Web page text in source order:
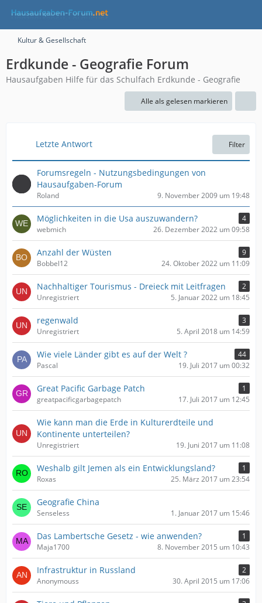
Kultur & Gesellschaft
Erdkunde - Geografie Forum
Hausaufgaben Hilfe für das Schulfach Erdkunde - Geografie
Alle als gelesen markieren
Letzte Antwort Filter
Forumsregeln - Nutzungsbedingungen von
Hausaufgaben-Forum
Roland 9. November 2009 um 19:48
Möglichkeiten in die Usa auszuwandern?
4
webmich
26. Dezember 2022 um 09:58
Anzahl der Wüsten
9
Bobbel12
24. Oktober 2022 um 11:09
Nachhaltiger Tourismus - Dreieck mit Leitfragen
2
Unregistriert
5. Januar 2022 um 18:45
regenwald
3
Unregistriert
5. April 2018 um 14:59
Wie viele Länder gibt es auf der Welt ?
44
Pascal
19. Juli 2017 um 00:32
Great Pacific Garbage Patch
1
greatpacificgarbagepatch
17. Juli 2017 um 12:45
Wie kann man die Erde in Kulturerdteile und
Kontinente unterteilen?
Unregistriert 19. Juni 2017 um 11:08
Weshalb gilt Jemen als ein Entwicklungsland?
1
Roxas
25. März 2017 um 23:54
Geografie China
Senseless 1. Januar 2017 um 15:46
Das Lambertsche Gesetz - wie anwenden?
1
Maja1700
8. November 2015 um 10:43
Infrastruktur in Russland
2
Anonymouss
30. April 2015 um 17:06